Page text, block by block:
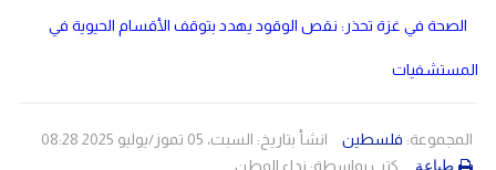
الصحة في غزة تحذر: نقص الوقود يهدد بتوقف الأقسام الحيوية في
المستشفيات
المجموعة: فلسطين
انشأ بتاريخ: السبت، 05 تموز/يوليو 2025 08:28
كتب بواسطة: نداء الوطن طباعة
فلسطين
عربي